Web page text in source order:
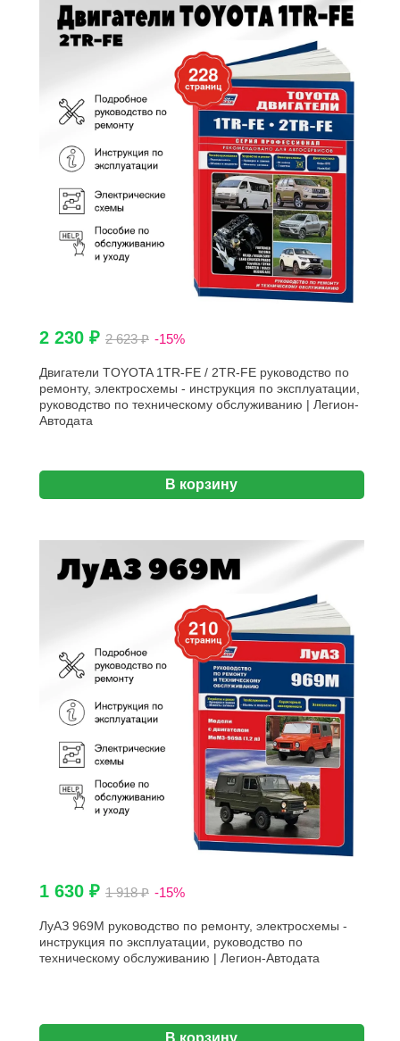
2 230 ₽ 2 623 ₽ -15%
Двигатели TOYOTA 1TR-FE / 2TR-FE руководство по
ремонту, электросхемы - инструкция по эксплуатации,
руководство по техническому обслуживанию | Легион-
Aвтодата
В корзину
1 630 ₽ 1 918 ₽ -15%
ЛуАЗ 969М руководство по ремонту, электросхемы -
инструкция по эксплуатации, руководство по
техническому обслуживанию | Легион-Автодата